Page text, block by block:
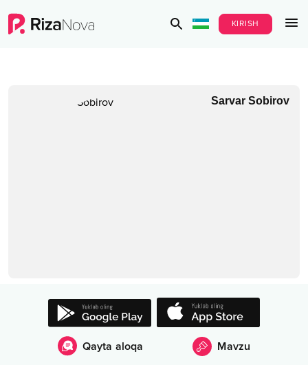
KIRISH
Sarvar Sobirov
Qayta aloqa Mavzu